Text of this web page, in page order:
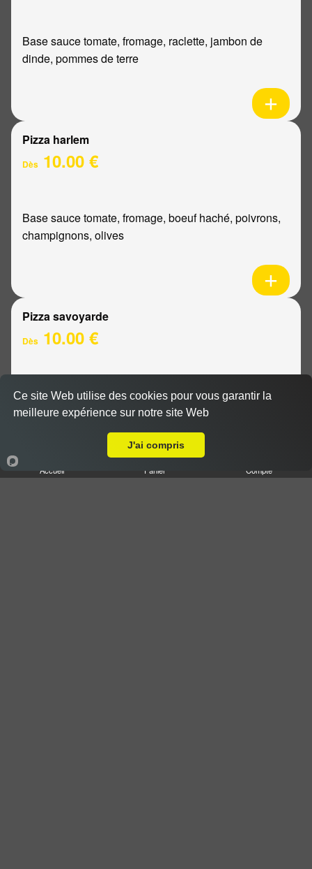
Base sauce tomate, fromage, raclette, jambon de
dinde, pommes de terre
Pizza harlem
Dès 10.00 €
Base sauce tomate, fromage, boeuf haché, poivrons,
champignons, olives
Pizza savoyarde
Dès 10.00 €
Base sauce tomate, fromage, jambon de dinde,
chèvre, pommes de terre
Accueil Panier Compte
Ce site Web utilise des cookies pour vous garantir la
meilleure expérience sur notre site Web
J'ai compris